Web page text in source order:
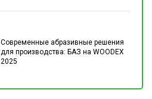
Современные абразивные решения
для производства: БАЗ на WOODEX
2025